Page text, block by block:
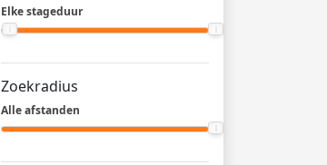
Elke stageduur
Zoekradius
Alle afstanden